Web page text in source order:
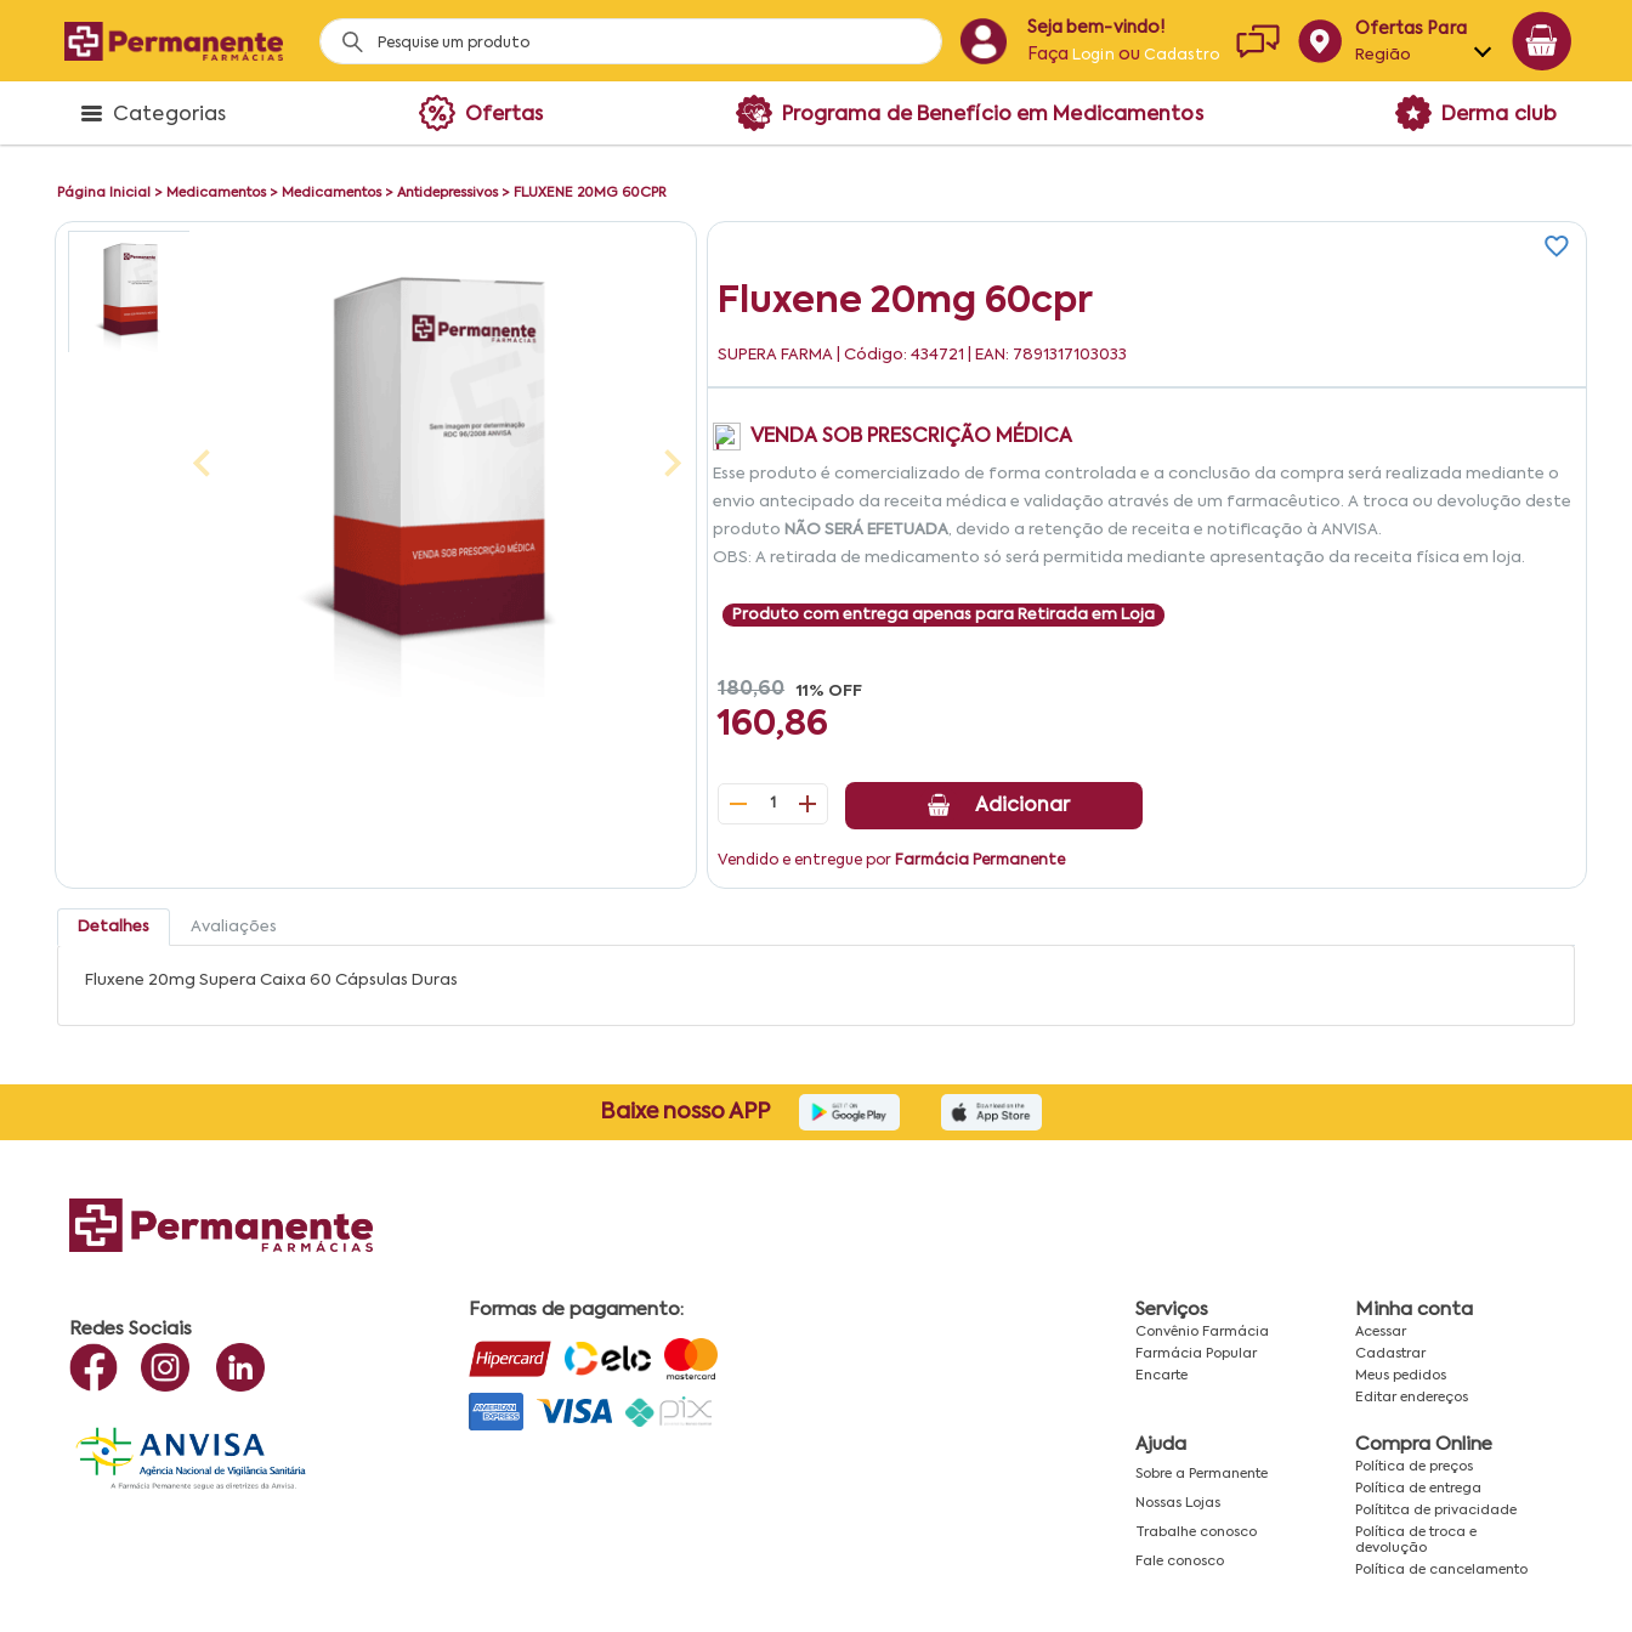
Seja bem-vindo!
Faça Login ouCadastro
Ofertas Para
Região
Alagoas
Categorias Ofertas Programa de Benefício em Medicamentos Derma club
Página Inicial > Medicamentos> Medicamentos> Antidepressivos> FLUXENE 20MG 60CPR
Fluxene 20mg 60cpr
SUPERA FARMA | Código: 434721 | EAN: 7891317103033
VENDA SOB PRESCRIÇÃO MÉDICA
Esse produto é comercializado de forma controlada e a conclusão da compra será realizada mediante o
envio antecipado da receita médica e validação através de um farmacêutico. A troca ou devolução deste
produto NÃO SERÁ EFETUADA, devido a retenção de receita e notificação à ANVISA.
OBS: A retirada de medicamento só será permitida mediante apresentação da receita física em loja.
Produto com entrega apenas para Retirada em Loja
180,60 11% OFF
160,86
1 Adicionar
Vendido e entregue por Farmácia Permanente
Detalhes Avaliações
Fluxene 20mg Supera Caixa 60 Cápsulas Duras
Baixe nosso APP
Redes Sociais
Formas de pagamento: Serviços
Convênio Farmácia
Farmácia Popular
Encarte
Minha conta
Acessar
Cadastrar
Meus pedidos
Editar endereços
Ajuda
Sobre a Permanente
Nossas Lojas
Trabalhe conosco
Fale conosco
Compra Online
Política de preços
Política de entrega
Polítitca de privacidade
Política de troca e
devolução
Política de cancelamento